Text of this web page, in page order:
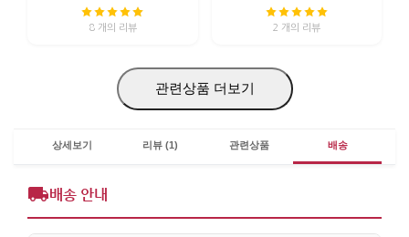
8 개의 리뷰 2 개의 리뷰
관련상품 더보기
상세보기 리뷰 (1) 관련상품 배송
배송 안내